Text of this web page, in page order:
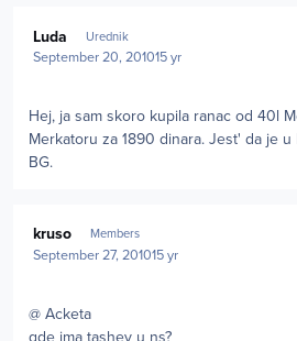
Luda Urednik
September 20, 201015 yr
Hej, ja sam skoro kupila ranac od 40l
Merkatoru za 1890 dinara. Jest' da je
BG.
kruso Members
September 27, 201015 yr
@ Acketa
gde ima tashev u ns?